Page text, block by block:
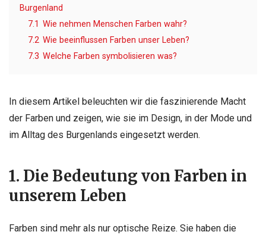
Burgenland
7.1 Wie nehmen Menschen Farben wahr?
7.2 Wie beeinflussen Farben unser Leben?
7.3 Welche Farben symbolisieren was?
In diesem Artikel beleuchten wir die faszinierende Macht
der Farben und zeigen, wie sie im Design, in der Mode und
im Alltag des Burgenlands eingesetzt werden.
1. Die Bedeutung von Farben in
unserem Leben
Farben sind mehr als nur optische Reize. Sie haben die